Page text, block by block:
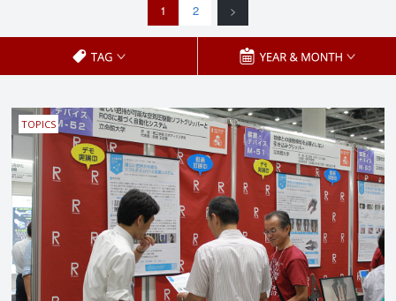
1 2 >
TOPICS